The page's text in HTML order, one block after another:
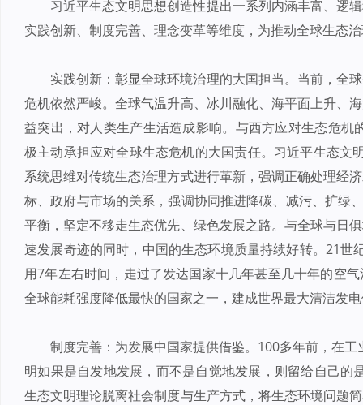
习近平生态文明思想创造性提出一系列内涵丰富、逻
实践创新、制度完善、理念变革等维度，为推动全球生态
实践创新：彰显全球环境治理的大国担当。当前，全
危机依然严峻。全球气温升高、冰川融化、海平面上升、
益突出，对人类生产生活造成影响。与西方应对生态危机
极主动承担应对全球生态危机的大国责任。习近平生态文
系统思维对传统生态治理方式进行革新，强调正确处理经
标、政府与市场的关系，强调协同推进降碳、减污、扩
平衡，坚定不移走生态优先、绿色发展之路。与全球与日
速发展奇迹的同时，中国的生态环境质量持续好转。21
用7年左右时间，走过了发达国家十几年甚至几十年的空
全球能耗强度降低最快的国家之一，建成世界最大清洁发
制度完善：为发展中国家提供借鉴。100多年前，在
明如果是自发地发展，而不是自觉地发展，则留给自己的
生态文明理论脱离社会制度与生产方式，将生态环境问题